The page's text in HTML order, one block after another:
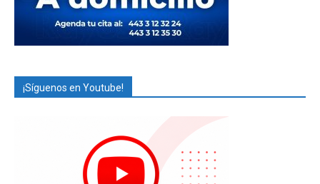
¡Síguenos en Youtube!